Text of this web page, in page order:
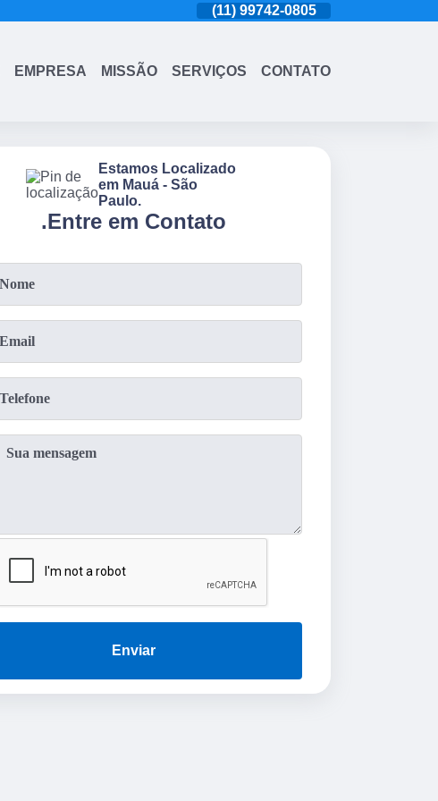
(11) 99742-0805
EMPRESA MISSÃO SERVIÇOS CONTATO
.Entre em Contato
Estamos Localizado
em Mauá - São
Paulo.
Enviar